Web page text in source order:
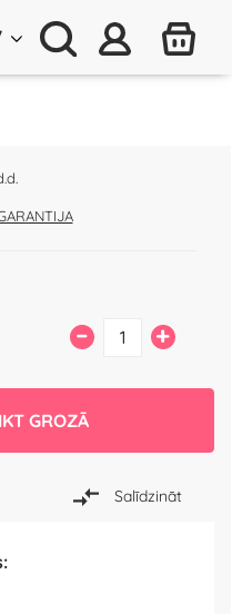
– +
GROZĀ
Salīdzināt